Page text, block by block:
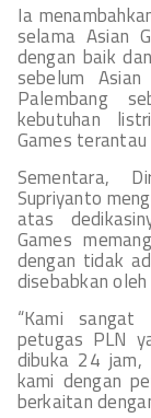
Ia
selama Asian
dengan baik
sebelum
Palembang
kebutuhan
Games
Sementara,
Supriyanto
atas
Games
dengan tidak
disebabkan
“Kami sangat
petugas PLN
dibuka 24 jam,
kami dengan
berkaitan